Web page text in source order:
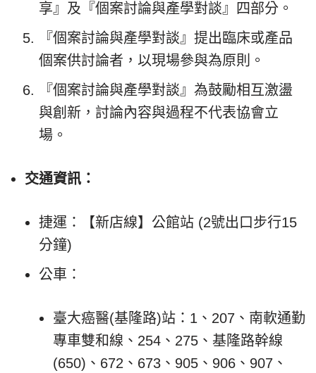
享』及『個案討論與產學對談』四部分。
『個案討論與產學對談』提出臨床或產品
個案供討論者，以現場參與為原則。
『個案討論與產學對談』為鼓勵相互激盪
與創新，討論內容與過程不代表協會立
場。
交通資訊：
捷運：【新店線】公館站 (2號出口步行15
分鐘)
公車：
臺大癌醫(基隆路)站：1、207、南軟通勤
專車雙和線、254、275、基隆路幹線
(650)、672、673、905、906、907、